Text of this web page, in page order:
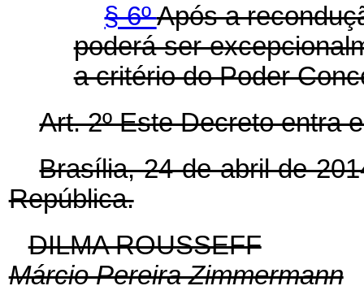
§ 6ºApós a
poderá ser
a critério do Poder
Art. 2º Este Decreto entra
Brasília, 24 de abril de
República.
DILMA ROUSSEFF
Márcio Pereira Zimmermann